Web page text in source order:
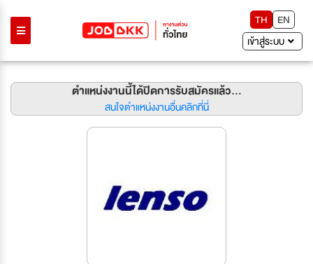
TH
EN
เข้าสู่ระบบ
ตำแหน่งงานนี้ได้ปิดการรับสมัครแล้ว...
สนใจตำแหน่งงานอื่นคลิกที่นี่